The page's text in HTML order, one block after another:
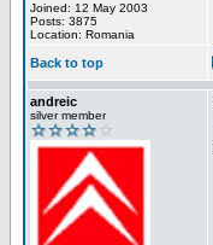
Joined: 12 May 2003
Posts: 3875
Location: Romania
Back to top
andreic
silver member